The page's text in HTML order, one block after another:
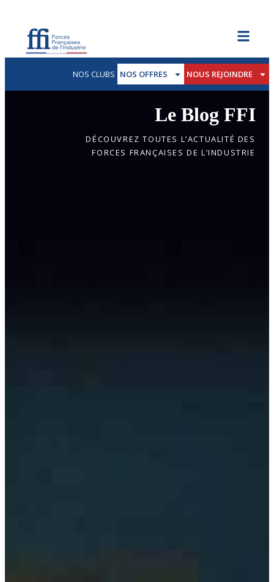
NOS CLUBS NOS OFFRES NOUS REJOINDRE
Le Blog FFI
DÉCOUVREZ TOUTES L’ACTUALITÉ DES
FORCES FRANÇAISES DE L’INDUSTRIE